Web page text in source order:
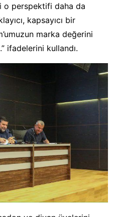
o perspektifi daha da
kapsayıcı bir
marka değerini
ifadelerini kullandı.